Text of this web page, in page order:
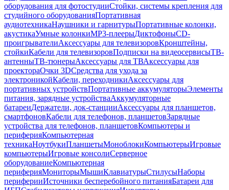
оборудования для фотостудииСтойки, системы крепления для
студийного оборудованияПортативная
аудиотехникаНаушники и гарнитурыПортативные колонки,
акустикаУмные колонкиMP3-плеерыДиктофоныCD-
проигрывателиАксессуары для телевизоровКронштейны,
стойкиКабели для телевизоровПодписки на видеосервисыТВ-
антенныТВ-тюнерыАксессуары для ТВАксессуары для
проектораОчки 3DСредства для ухода за
электроникойКабели, переходникиАксессуары для
портативных устройствПортативные аккумуляторыЭлементы
питания, зарядные устройстваАккумуляторные
батареиДержатели, док-станцииАксессуары для планшетов,
смартфоновКабели для телефонов, планшетовЗарядные
устройства для телефонов, планшетовКомпьютеры и
периферияКомпьютерная
техникаНоутбукиПланшетыМоноблокиКомпьютерыИгровые
компьютерыИгровые консолиСерверное
оборудованиеКомпьютерная
периферияМониторыМышиКлавиатурыСтилусыНаборы
периферииИсточники бесперебойного питанияБатареи для